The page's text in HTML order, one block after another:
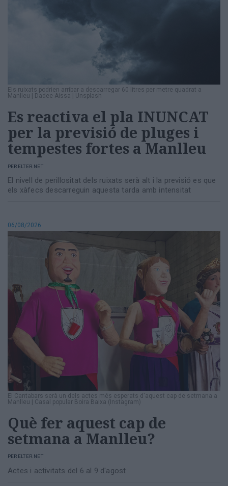
Els ruixats podrien arribar a descarregar 60 litres per metre quadrat a
Manlleu
Dadee Aissa | Unsplash
Es reactiva el pla INUNCAT
per la previsió de pluges i
tempestes fortes a Manlleu
PER ELTER.NET
El nivell de perillositat dels ruixats serà alt i la previsió es que
els xàfecs descarreguin aquesta tarda amb intensitat
06/08/2026
El Cantabars serà un dels actes més esperats d'aquest cap de setmana a
Manlleu
Casal popular Boira Baixa (Instagram)
Què fer aquest cap de
setmana a Manlleu?
PER ELTER.NET
Actes i activitats del 6 al 9 d'agost